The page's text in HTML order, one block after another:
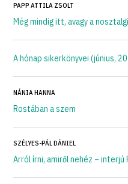
PAPP ATTILA ZSOLT
Még mindig itt, avagy a
A hónap sikerkönyvei (június,
NÁNIA HANNA
Rostában a szem
SZÉLYES-PÁL DÁNIEL
Arról írni, amiről nehéz – interjú